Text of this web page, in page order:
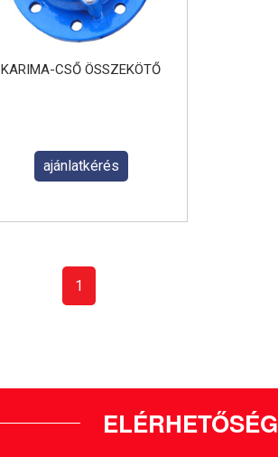
KARIMA-CSŐ ÖSSZEKÖTŐ
ajánlatkérés
1
ELÉRHETŐSÉG